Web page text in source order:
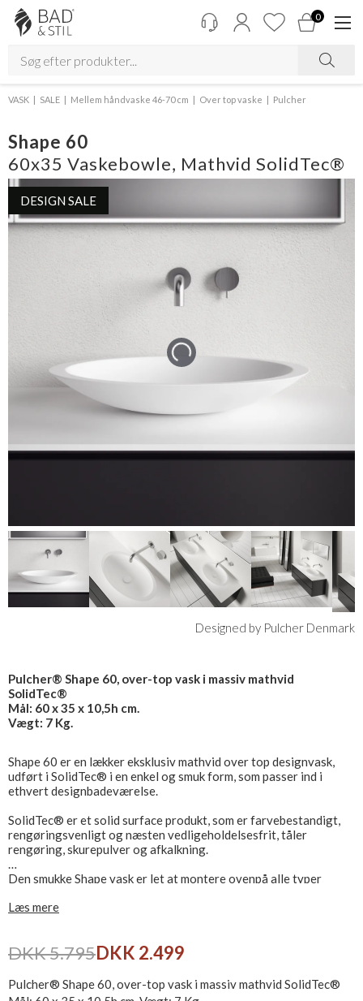
0
VASK SALE Mellem håndvaske 46-70 cm Over top vaske Pulcher
Shape 60
60x35 Vaskebowle, Mathvid SolidTec®
DESIGN SALE
Designed by Pulcher Denmark
Pulcher® Shape 60, over-top vask i massiv mathvid
SolidTec®
Mål: 60 x 35 x 10,5h cm.
Vægt: 7 Kg.
Shape 60 er en lækker eksklusiv mathvid over top designvask,
udført i SolidTec® i en enkel og smuk form, som passer ind i
ethvert designbadeværelse.
SolidTec® er et solid surface produkt, som er farvebestandigt,
rengøringsvenligt og næsten vedligeholdelsesfrit, tåler
rengøring, skurepulver og afkalkning.
Den smukke Shape vask er let at montere ovenpå alle typer
Læs mere
DKK 5.795DKK 2.499
Pulcher® Shape 60, over-top vask i massiv mathvid SolidTec®